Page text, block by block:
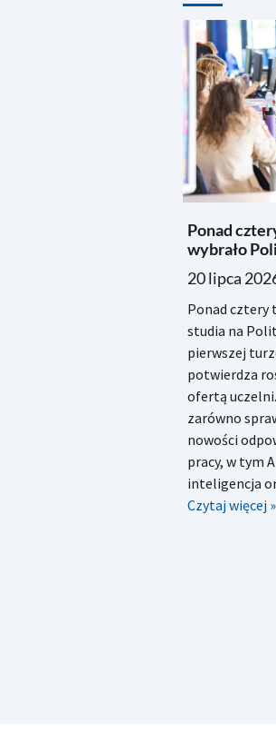
Ponad
wybrało
20 lipca
Ponad cztery
studia na
pierwszej
potwierdza
ofertą
zarówno
nowości
pracy, w tym
inteligencja
Czytaj więcej »